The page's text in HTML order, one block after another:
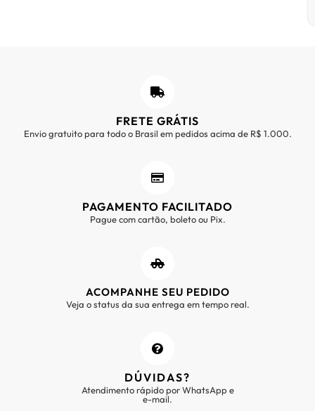
FRETE GRÁTIS
Envio gratuito para todo o Brasil em pedidos acima de R$ 1.000.
PAGAMENTO FACILITADO
Pague com cartão, boleto ou Pix.
ACOMPANHE SEU PEDIDO
Veja o status da sua entrega em tempo real.
DÚVIDAS?
Atendimento rápido por WhatsApp e
e-mail.